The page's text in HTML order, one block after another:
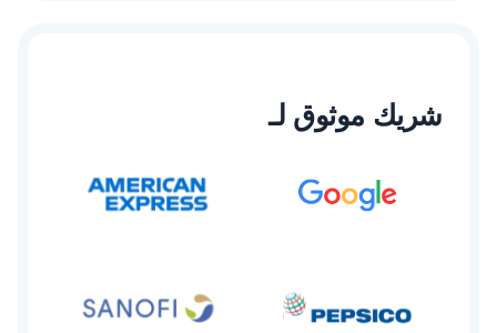
شريك موثوق لـ